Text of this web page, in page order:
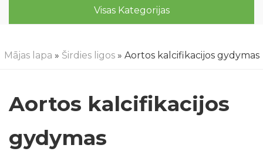
Visas Kategorijas
Mājas lapa » Širdies ligos» Aortos kalcifikacijos gydymas
Aortos kalcifikacijos
gydymas